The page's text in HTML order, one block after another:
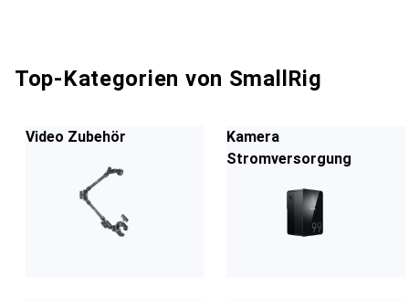
Top-Kategorien von SmallRig
Video Zubehör
Kamera
Stromversorgung